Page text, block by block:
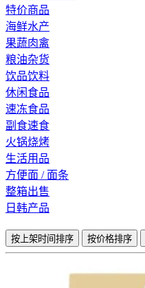
特价商品
海鲜水产
果蔬肉禽
粮油杂货
饮品饮料
休闲食品
速冻食品
副食速食
火锅烧烤
生活用品
方便面 / 面条
整箱出售
日韩产品
按上架时间排序 按价格排序